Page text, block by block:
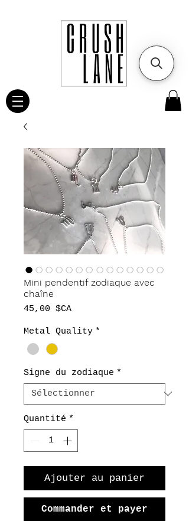
Mini pendentif zodiaque avec
chaîne
45,00 $CAPrix
Metal Quality *
Signe du zodiaque *
Quantité *
Ajouter au panier
Commander et payer